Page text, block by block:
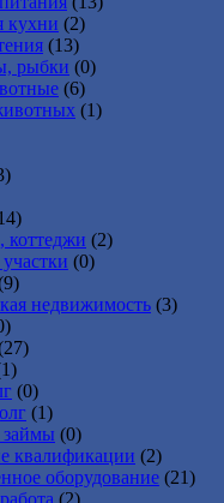
кухни (2)
(13)
рыбки (0)
(6)
(1)
коттеджи (2)
(0)
недвижимость (3)
(0)
(1)
(0)
квалификации (2)
оборудование (21)
(2)